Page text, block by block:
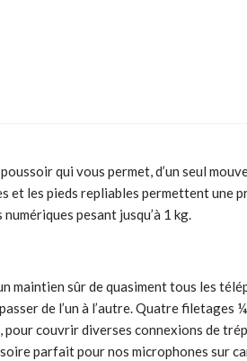
qui vous permet, d’un seul
les pieds repliables permettent une
pesant jusqu’à 1 kg.
maintien sûr de quasiment tous les
de l’un à l’autre. Quatre filetages
couvrir diverses connexions de
parfait pour nos microphones sur